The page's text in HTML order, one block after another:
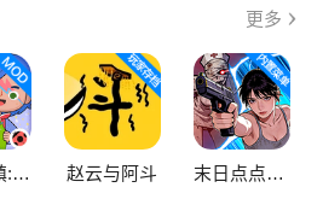
更多
米加小镇:世界 赵云与阿斗 末日点点（辅助菜单）